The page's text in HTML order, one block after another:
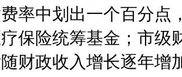
率中划出一个百分点
保险统筹基金；市级
财政收入增长逐年增